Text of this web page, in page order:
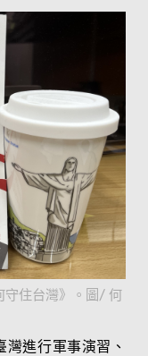
守住台灣》。圖/ 何
進行軍事演習、